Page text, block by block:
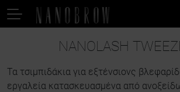
NANOLASH
Τα τσιμπιδάκια για εξτένσιονς
εργαλεία κατασκευασμένα από